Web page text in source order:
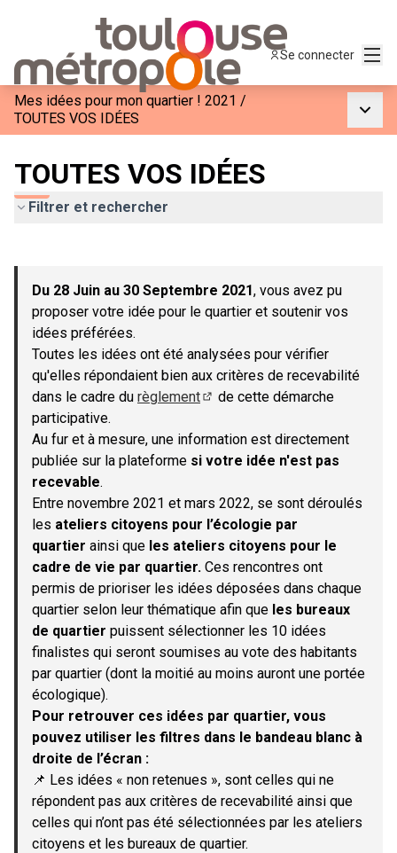
Se connecter
Mes idées pour mon quartier ! 2021 /
TOUTES VOS IDÉES
TOUTES VOS IDÉES
Filtrer et rechercher
−
Du 28 Juin au 30 Septembre 2021, vous avez pu
proposer votre idée pour le quartier et soutenir vos
idées préférées.
Toutes les idées ont été analysées pour vérifier
qu'elles répondaient bien aux critères de recevabilité
dans le cadre du règlement
de cette démarche
participative.
Au fur et à mesure, une information est directement
publiée sur la plateforme si votre idée n'est pas
recevable.
Entre novembre 2021 et mars 2022, se sont déroulés
les ateliers citoyens pour l’écologie par
quartier ainsi que les ateliers citoyens pour le
cadre de vie par quartier. Ces rencontres ont
permis de prioriser les idées déposées dans chaque
quartier selon leur thématique afin que les bureaux
de quartier puissent sélectionner les 10 idées
finalistes qui seront soumises au vote des habitants
par quartier (dont la moitié au moins auront une portée
écologique).
Pour retrouver ces idées par quartier, vous
pouvez utiliser les filtres dans le bandeau blanc à
droite de l’écran :
📌 Les idées « non retenues », sont celles qui ne
répondent pas aux critères de recevabilité ainsi que
celles qui n’ont pas été sélectionnées par les ateliers
citoyens et les bureaux de quartier.